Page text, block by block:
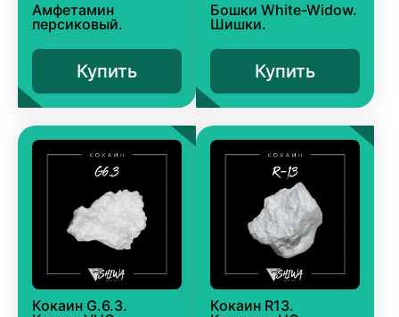
Амфетамин
персиковый.
Купить
Бошки White-Widow.
Шишки.
Купить
Кокаин G.6.3.
Кокаин R13.